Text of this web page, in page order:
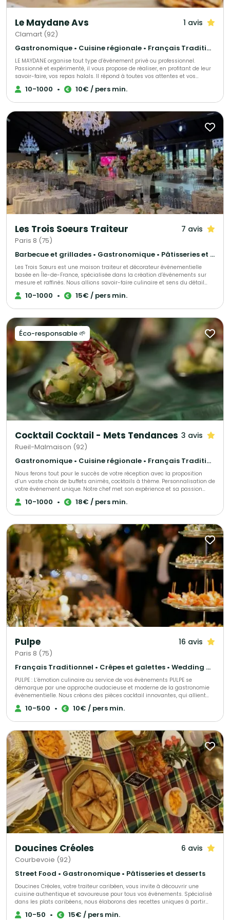
Le Maydane Avs 1 avis
Clamart (92)
Gastronomique • Cuisine régionale • Français Traditionnel
LE MAYDANE organise tout type d’événement privé ou professionnel.
Passionné et expérimenté, il vous propose de réaliser, en profitant de leur
savoir-faire, vos repas halals. Il répond à toutes vos attentes et vos
exigences, proposant une cuisine française à base de produits frais. Venez
les découvrir, directement dans leur restaurant.
10-1000 • 10€ / pers min.
Les Trois Soeurs Traiteur 7 avis
Paris 8 (75)
Barbecue et grillades • Gastronomique • Pâtisseries et desserts
Les Trois Sœurs est une maison traiteur et décorateur événementielle
basée en Île-de-France, spécialisée dans la création d’événements sur
mesure et raffinés. Nous allions savoir-faire culinaire et sens du détail
décoratif pour sublimer mariages, fiançailles et autres célébrations
privées, tout comme séminaires, inauguration et autre type d'événements
décoration florale et scénographique à la gastronomie haut de gamme,
notre équipe met son expertise et sa passion au service de vos plus
beaux moments.
10-1000 • 15€ / pers min.
Éco-responsable 🌱
Cocktail Cocktail - Mets Tendances 3 avis
Rueil-Malmaison (92)
Gastronomique • Cuisine régionale • Français Traditionnel
Nous ferons tout pour le succès de votre réception avec la proposition
d’un vaste choix de buffets animés, cocktails à thème. Personnalisation de
votre événement unique. Notre chef met son expérience et sa passion
dans l’élaboration de votre événement, s’adaptant à chacun de vos
convives.
10-1000 • 18€ / pers min.
Pulpe 16 avis
Paris 8 (75)
Français Traditionnel • Crêpes et galettes • Wedding Cake
PULPE : L’émotion culinaire au service de vos évènements PULPE se
démarque par une approche audacieuse et moderne de la gastronomie
évènementielle. Nous créons des pièces cocktail innovantes, qui allient
esthétisme et saveurs authentiques. Fabriquées à J-1 pour une fraîcheur
maximale, nos créations sont pensées pour étonner vos invités à chaque
service soigné, pour que chaque réception – privée ou professionnelle –
soit parfaitement orchestrée. Avec PULPE, chaque détail compte et chaque
moment devient unique.
10-500 • 10€ / pers min.
Doucines Créoles 6 avis
Courbevoie (92)
Street Food • Gastronomique • Pâtisseries et desserts
Doucines Créoles, votre traiteur caribéen, vous invite à découvrir une
cuisine authentique et savoureuse pour tous vos événements. Spécialisé
dans les plats caribéens, nous élaborons des recettes uniques à partir
d’ingrédients de qualité, alliant savoir-faire et tradition. Offrez à vos
convives une expérience culinaire inoubliable avec nos mets
10-50 • 15€ / pers min.